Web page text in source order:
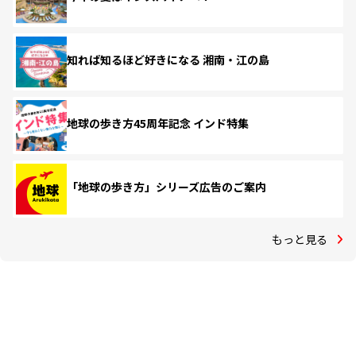
知れば知るほど好きになる 湘南・江の島
地球の歩き方45周年記念 インド特集
「地球の歩き方」シリーズ広告のご案内
もっと見る